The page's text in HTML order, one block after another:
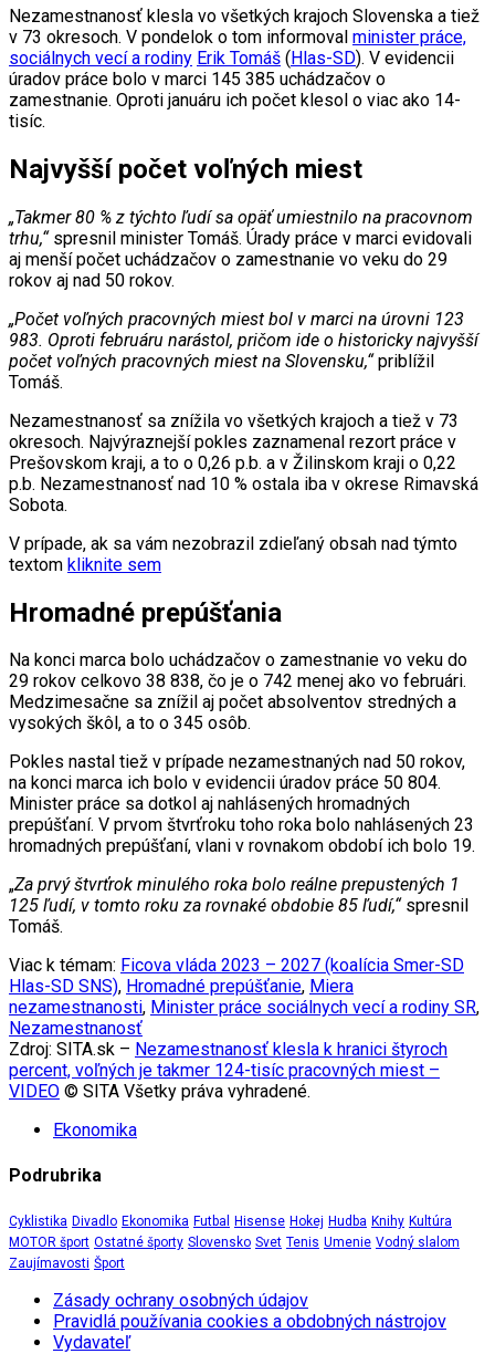
Nezamestnanosť klesla vo všetkých krajoch Slovenska a tiež
v 73 okresoch. V pondelok o tom informoval minister práce,
sociálnych vecí a rodiny Erik Tomáš (Hlas-SD). V evidencii
úradov práce bolo v marci 145 385 uchádzačov o
zamestnanie. Oproti januáru ich počet klesol o viac ako 14-
tisíc.
Najvyšší počet voľných miest
„Takmer 80 % z týchto ľudí sa opäť umiestnilo na pracovnom
trhu,“spresnil minister Tomáš. Úrady práce v marci evidovali
aj menší počet uchádzačov o zamestnanie vo veku do 29
rokov aj nad 50 rokov.
„Počet voľných pracovných miest bol v marci na úrovni 123
983. Oproti februáru narástol, pričom ide o historicky najvyšší
počet voľných pracovných miest na Slovensku,“priblížil
Tomáš.
Nezamestnanosť sa znížila vo všetkých krajoch a tiež v 73
okresoch. Najvýraznejší pokles zaznamenal rezort práce v
Prešovskom kraji, a to o 0,26 p.b. a v Žilinskom kraji o 0,22
p.b. Nezamestnanosť nad 10 % ostala iba v okrese Rimavská
Sobota.
V prípade, ak sa vám nezobrazil zdieľaný obsah nad týmto
textom kliknite sem
Hromadné prepúšťania
Na konci marca bolo uchádzačov o zamestnanie vo veku do
29 rokov celkovo 38 838, čo je o 742 menej ako vo februári.
Medzimesačne sa znížil aj počet absolventov stredných a
vysokých škôl, a to o 345 osôb.
Pokles nastal tiež v prípade nezamestnaných nad 50 rokov,
na konci marca ich bolo v evidencii úradov práce 50 804.
Minister práce sa dotkol aj nahlásených hromadných
prepúšťaní. V prvom štvrťroku toho roka bolo nahlásených 23
hromadných prepúšťaní, vlani v rovnakom období ich bolo 19.
„Za prvý štvrťrok minulého roka bolo reálne prepustených 1
125 ľudí, v tomto roku za rovnaké obdobie 85 ľudí,“ spresnil
Tomáš.
Viac k témam: Ficova vláda 2023 – 2027 (koalícia Smer-SD
Hlas-SD SNS), Hromadné prepúšťanie, Miera
nezamestnanosti, Minister práce sociálnych vecí a rodiny SR,
Nezamestnanosť
Zdroj: SITA.sk – Nezamestnanosť klesla k hranici štyroch
percent, voľných je takmer 124-tisíc pracovných miest –
VIDEO © SITA Všetky práva vyhradené.
Ekonomika
Podrubrika
Cyklistika Divadlo Ekonomika Futbal Hisense Hokej Hudba Knihy Kultúra
MOTOR šport Ostatné športy Slovensko Svet Tenis Umenie Vodný slalom
Zaujímavosti Šport
Zásady ochrany osobných údajov
Pravidlá používania cookies a obdobných nástrojov
Vydavateľ